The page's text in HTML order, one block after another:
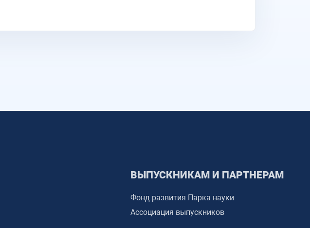
ВЫПУСКНИКАМ И ПАРТНЕРАМ
Фонд развития Парка науки
Ассоциация выпускников